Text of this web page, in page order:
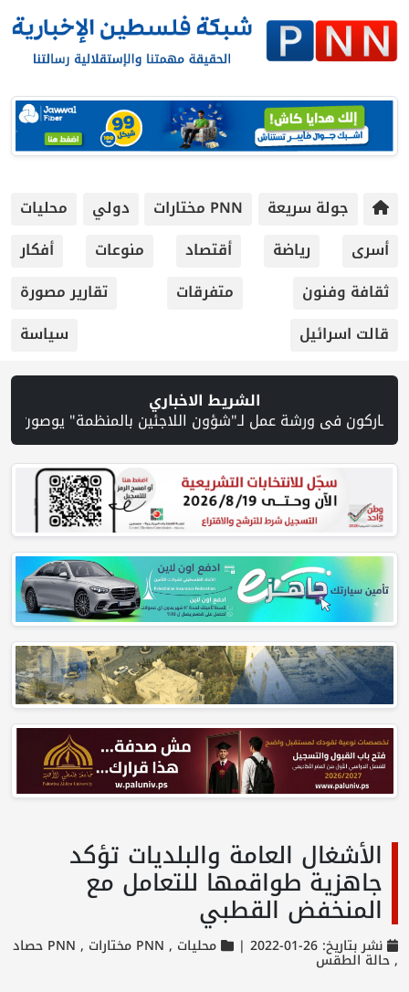
جولة سريعة PNN مختارات دولي
محليات
أسرى
رياضة أقتصاد منوعات
أفكار
ثقافة وفنون
متفرقات
تقارير مصورة
قالت اسرائيل
سياسة
الشريط الاخباري
| 72 أمر هدم إسرائيليًا تهدد عشرات العائلات والمدرسة الوحيدة في الولجة | نقابة الصحفيين الفلسطينيين تشارك في عرض فيلم "خلف السياج" بسفارة فلسطين في القاهرة | مستعمر يطلق مواشيه في أراضي الطيبة شرق رام الله ويتسبب بأضرار زراعية | حماس: مستعدون
الأشغال العامة والبلديات تؤكد
جاهزية طواقمها للتعامل مع
المنخفض القطبي
نشر بتاريخ: 26-01-2022 | محليات , PNN مختارات , PNN حصاد
,حالة الطقس